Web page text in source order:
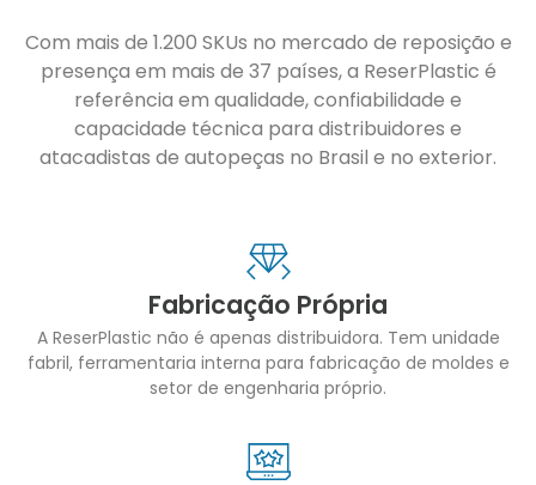
Com mais de 1.200 SKUs no mercado de reposição e
presença em mais de 37 países, a ReserPlastic é
referência em qualidade, confiabilidade e
capacidade técnica para distribuidores e
atacadistas de autopeças no Brasil e no exterior.
Fabricação Própria
A ReserPlastic não é apenas distribuidora. Tem unidade
fabril, ferramentaria interna para fabricação de moldes e
setor de engenharia próprio.